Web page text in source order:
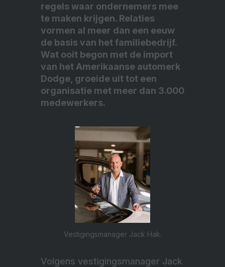
regels waar ondernemers mee
te maken krijgen. Relaties
vormen al meer dan een eeuw
de basis van het familiebedrijf.
Wat ooit begon met de import
van het Amerikaanse automerk
Dodge, groeide uit tot een
organisatie met meer dan 3.000
medewerkers.
Vestigingsmanager Jack Hak.
Volgens vestigingsmanager Jack